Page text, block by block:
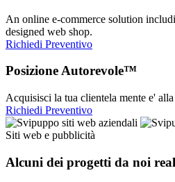
An online e-commerce solution
designed web shop.
Richiedi Preventivo
Posizione Autorevole™
Acquisisci la tua clientela mente e'
Richiedi Preventivo
Siti web e pubblicità
Alcuni dei progetti da noi